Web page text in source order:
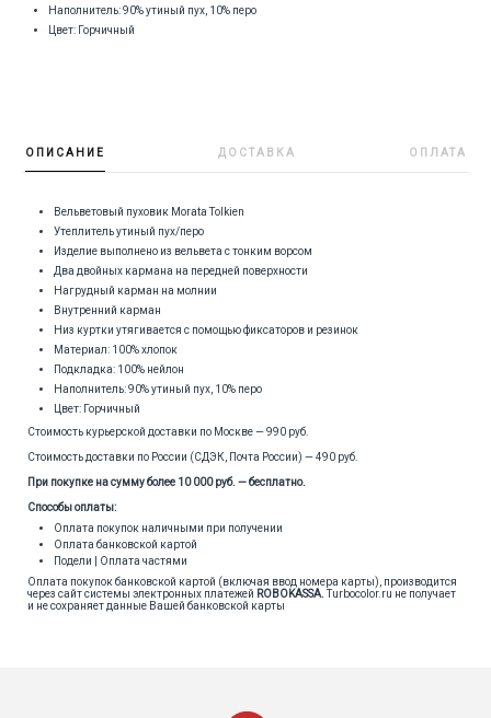
Наполнитель: 90% утиный пух, 10% перо
Цвет: Горчичный
ОПИСАНИЕ ДОСТАВКА ОПЛАТА
Вельветовый пуховик Morata Tolkien
Утеплитель утиный пух/перо
Изделие выполнено из вельвета с тонким ворсом
Два двойных кармана на передней поверхности
Нагрудный карман на молнии
Внутренний карман
Низ куртки утягивается с помощью фиксаторов и резинок
Материал: 100% хлопок
Подкладка: 100% нейлон
Наполнитель: 90% утиный пух, 10% перо
Цвет: Горчичный
Стоимость курьерской доставки по Москве — 990 руб.
Стоимость доставки по России (СДЭК, Почта России) — 490 руб.
При покупке на сумму более 10 000 руб. — бесплатно.
Способы оплаты:
Оплата покупок наличными при получении
Оплата банковской картой
Подели | Оплата частями
Оплата покупок банковской картой (включая ввод номера карты), производится
через сайт системы электронных платежей ROBOKASSA.Turbocolor.ru не получает
и не сохраняет данные Вашей банковской карты